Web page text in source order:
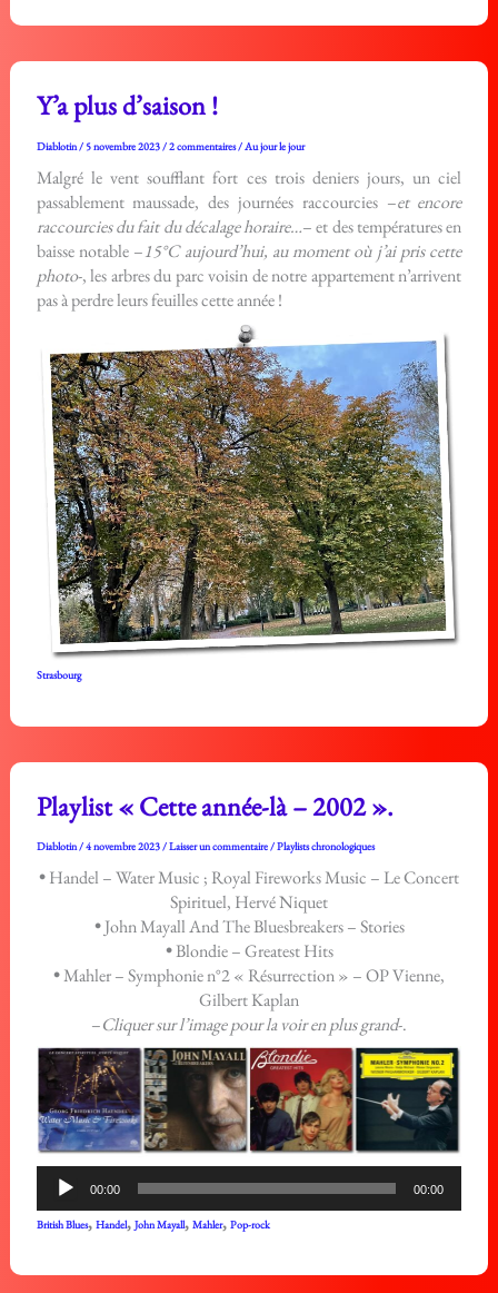
Y’a plus d’saison !
Diablotin/5 novembre 2023/2 commentaires/Au jour le jour
Malgré le vent soufflant fort ces trois deniers jours, un ciel
passablement maussade, des journées raccourcies –et encore
raccourcies du fait du décalage horaire…– et des températures en
baisse notable –15°C aujourd’hui, au moment où j’ai pris cette
photo-, les arbres du parc voisin de notre appartement n’arrivent
pas à perdre leurs feuilles cette année !
Strasbourg
Playlist « Cette année-là – 2002 ».
Diablotin/4 novembre 2023/Laisser un commentaire/Playlists chronologiques
•Handel – Water Music ; Royal Fireworks Music – Le Concert
Spirituel, Hervé Niquet
•John Mayall And The Bluesbreakers – Stories
•Blondie – Greatest Hits
•Mahler – Symphonie n°2 « Résurrection » – OP Vienne,
Gilbert Kaplan
–Cliquer sur l’image pour la voir en plus grand-.
Lecteur
audio
00:00 00:00
British Blues, Handel, John Mayall, Mahler, Pop-rock